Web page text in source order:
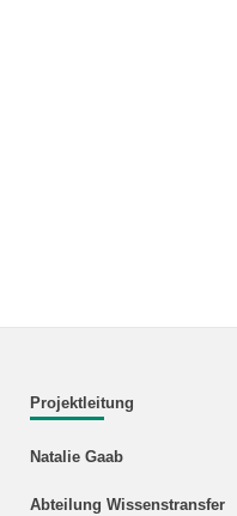
Projektleitung
Natalie Gaab
Abteilung Wissenstransfer